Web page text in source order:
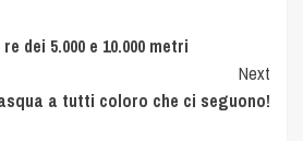
dei 5.000 e 10.000 metri
Next
a tutti coloro che ci seguono!